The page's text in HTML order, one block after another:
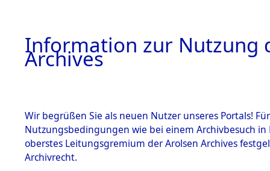
Information zur Nutzung
Archives
Wir begrüßen Sie als neuen Nutzer unseres Portals!
Nutzungsbedingungen wie bei einem Archivbesuch
oberstes Leitungsgremium der Arolsen Archives
Archivrecht.